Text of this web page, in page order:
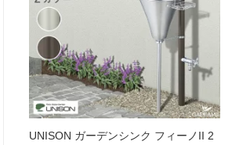
UNISON ガーデンシンク フィーノII 2